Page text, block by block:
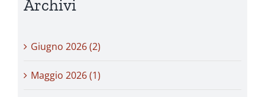
Archivi
Giugno 2026 (2)
Maggio 2026 (1)